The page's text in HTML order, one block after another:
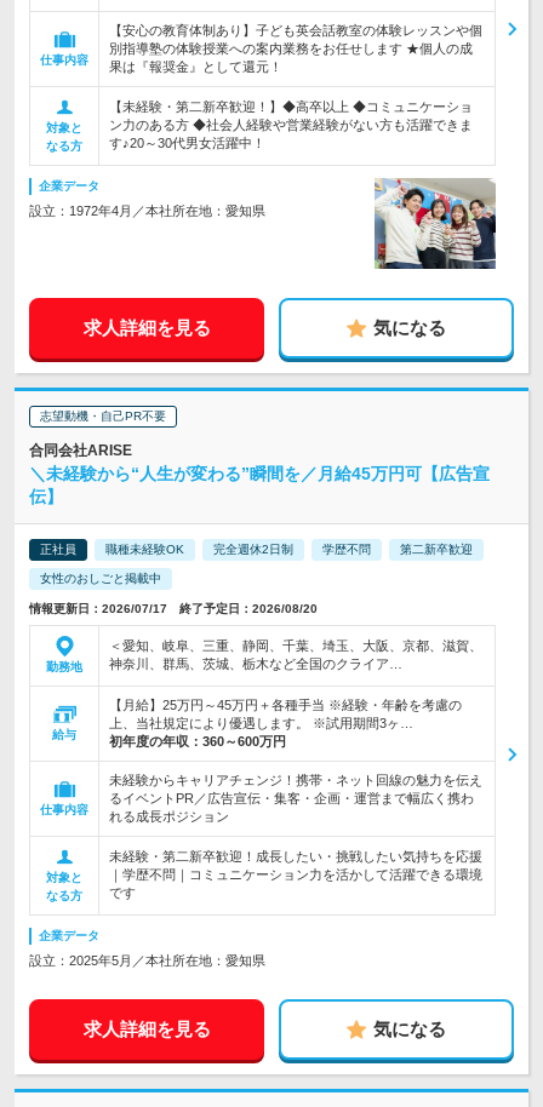
仕事内容
【安心の教育体制あり】子ども英会話教室の体験レッスンや個
別指導塾の体験授業への案内業務をお任せします ★個人の成
果は『報奨金』として還元！
対象と
なる方
【未経験・第二新卒歓迎！】◆高卒以上 ◆コミュニケーショ
ン力のある方 ◆社会人経験や営業経験がない方も活躍できま
す♪20～30代男女活躍中！
企業データ
設立：1972年4月／本社所在地：愛知県
求人詳細を見る 気になる
志望動機・自己PR不要
合同会社ARISE
＼未経験から“人生が変わる”瞬間を／月給45万円可【広告宣
伝】
正社員 職種未経験OK 完全週休2日制 学歴不問 第二新卒歓迎
女性のおしごと掲載中
情報更新日：2026/07/17 終了予定日：2026/08/20
勤務地
＜愛知、岐阜、三重、静岡、千葉、埼玉、大阪、京都、滋賀、
神奈川、群馬、茨城、栃木など全国のクライア…
給与
【月給】25万円～45万円＋各種手当 ※経験・年齢を考慮の
上、当社規定により優遇します。 ※試用期間3ヶ…
初年度の年収： 360～600万円
仕事内容
未経験からキャリアチェンジ！携帯・ネット回線の魅力を伝え
るイベントPR／広告宣伝・集客・企画・運営まで幅広く携わ
れる成長ポジション
対象と
なる方
未経験・第二新卒歓迎！成長したい・挑戦したい気持ちを応援
｜学歴不問｜コミュニケーション力を活かして活躍できる環境
です
企業データ
設立：2025年5月／本社所在地：愛知県
求人詳細を見る 気になる